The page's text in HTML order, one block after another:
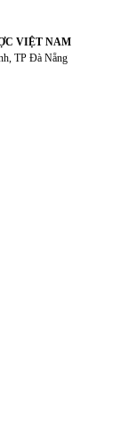
VIỆT NAM
TP Đà Nẵng